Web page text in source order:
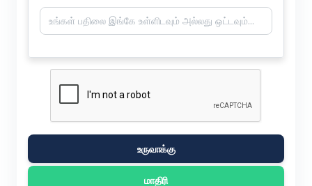
உருவாக்கு
மாதிரி